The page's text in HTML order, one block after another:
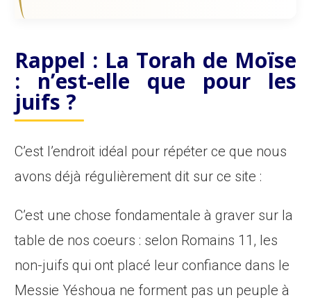
Rappel : La Torah de Moïse
: n’est-elle que pour les
juifs ?
C’est l’endroit idéal pour répéter ce que nous
avons déjà régulièrement dit sur ce site :
C’est une chose fondamentale à graver sur la
table de nos coeurs : selon Romains 11, les
non-juifs qui ont placé leur confiance dans le
Messie Yéshoua ne forment pas un peuple à